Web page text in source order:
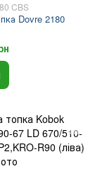
CBS
Dovre 2180